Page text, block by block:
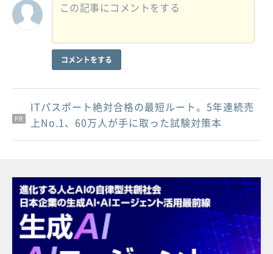
コメントをする
PR
PR
PR
ITパスポート絶対合格の最短ルート。5年連続売
上No.1、60万人が手に取った試験対策本